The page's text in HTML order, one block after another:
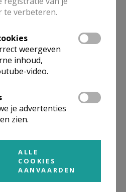
Zorgpastores
te verbeteren.
weergeven
inhoud,
video.
je advertenties
zien.
ALLE
COOKIES
AANVAARDEN